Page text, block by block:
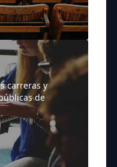
carreras y
de